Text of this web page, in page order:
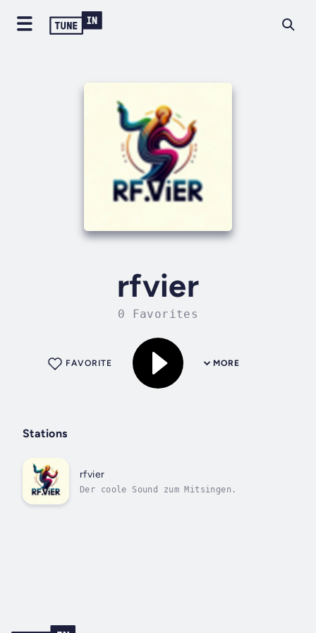
rfvier
0 Favorites
MORE
FAVORITE
Stations
rfvier
Der coole Sound zum Mitsingen.